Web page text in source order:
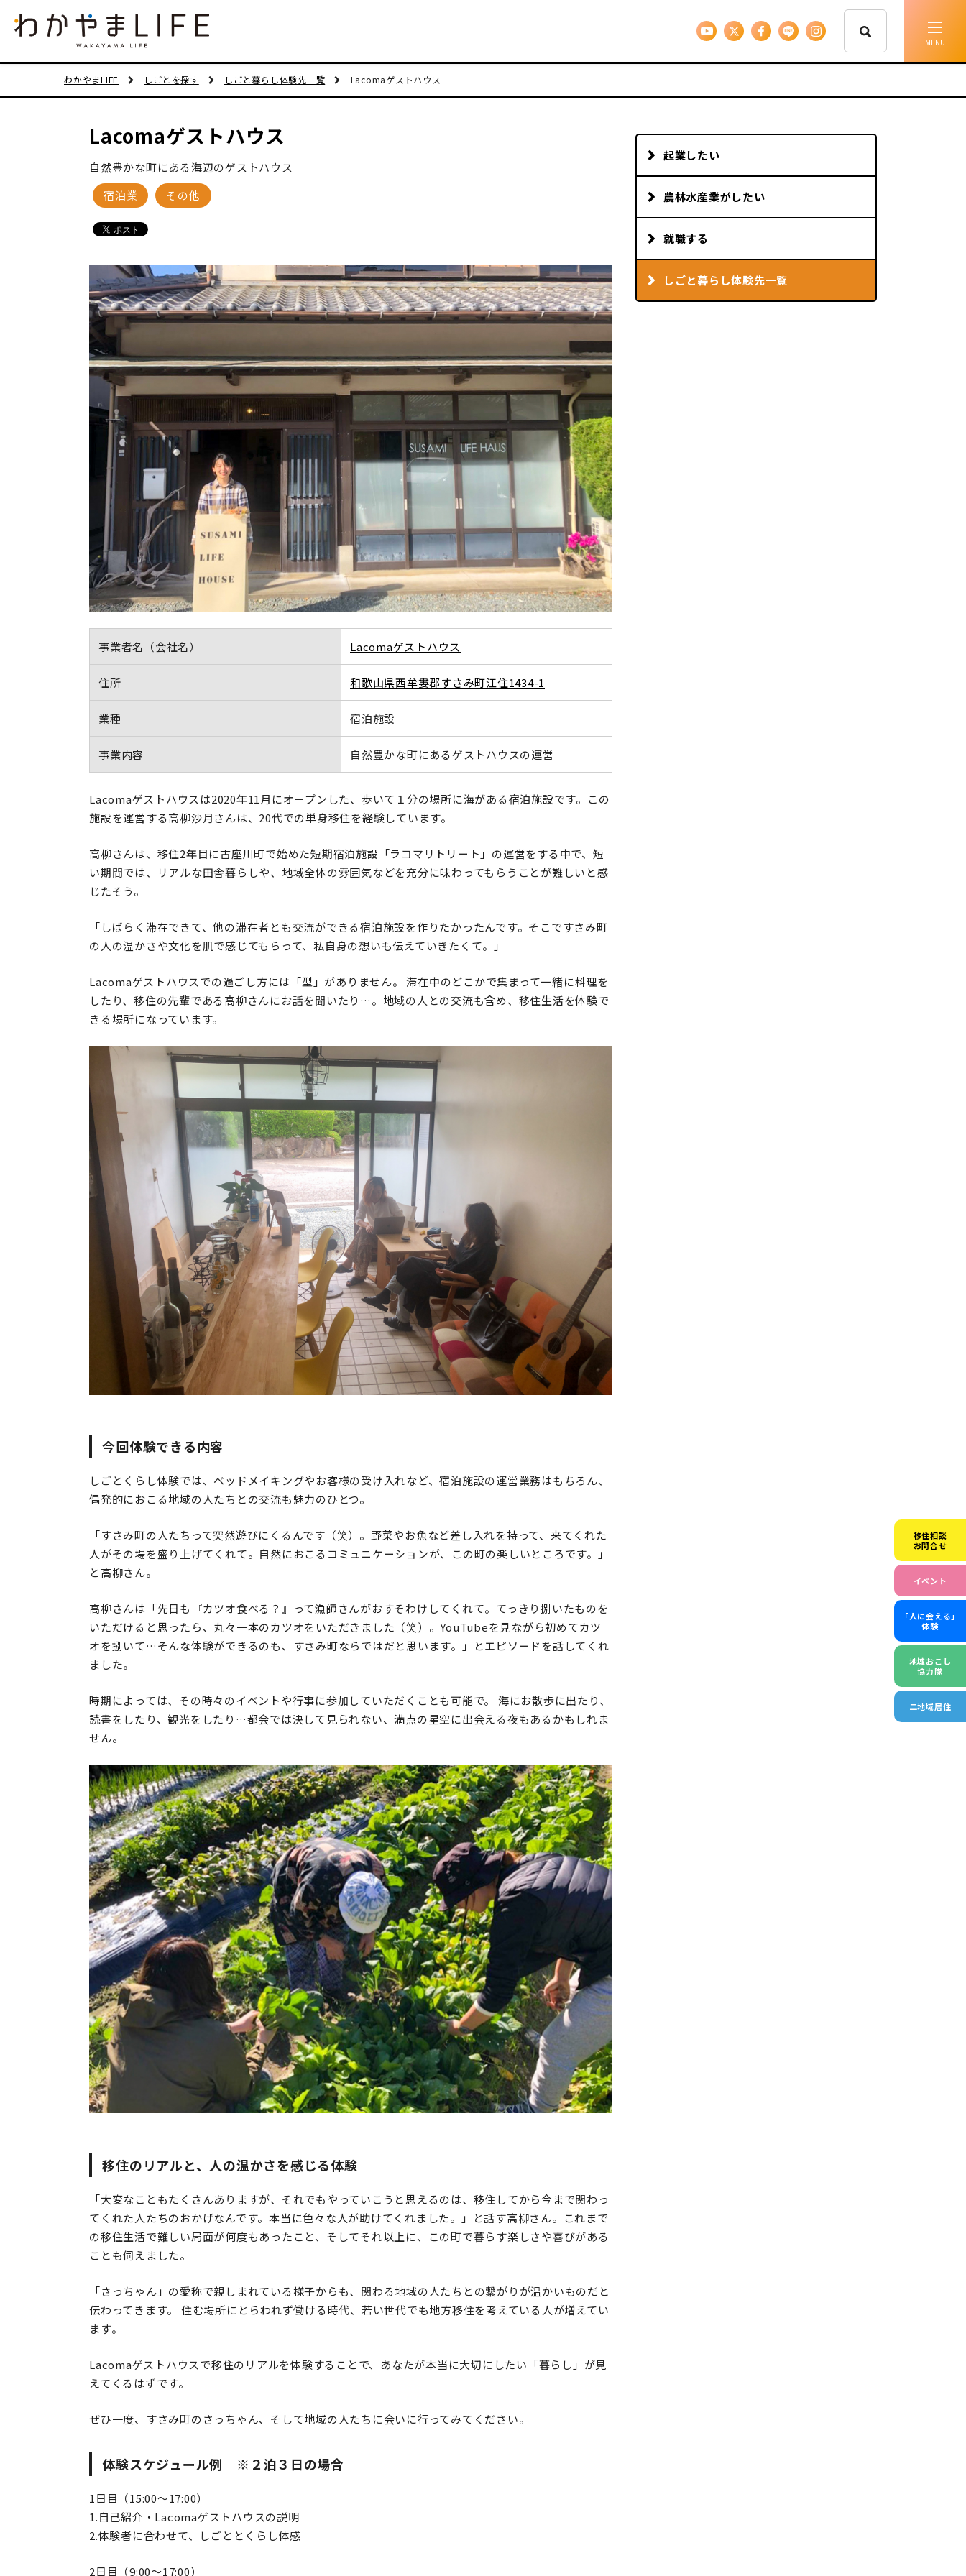
移住支援
住まい
移住相談
お問合せ
イベント
「人に会える」
体験
地域おこし
協力隊
二地域居住
わかやまLIFE しごとを探す しごと暮らし体験先一覧 Lacomaゲストハウス
Lacomaゲストハウス
自然豊かな町にある海辺のゲストハウス
宿泊業
その他
事業者名（会社名） Lacomaゲストハウス
住所 和歌山県西牟婁郡すさみ町江住1434-1
業種 宿泊施設
事業内容 自然豊かな町にあるゲストハウスの運営
Lacomaゲストハウスは2020年11月にオープンした、歩いて１分の場所に海がある宿泊施設です。この
施設を運営する高柳沙月さんは、20代での単身移住を経験しています。
高柳さんは、移住2年目に古座川町で始めた短期宿泊施設「ラコマリトリート」の運営をする中で、短
い期間では、リアルな田舎暮らしや、地域全体の雰囲気などを充分に味わってもらうことが難しいと感
じたそう。
「しばらく滞在できて、他の滞在者とも交流ができる宿泊施設を作りたかったんです。そこですさみ町
の人の温かさや文化を肌で感じてもらって、私自身の想いも伝えていきたくて。」
Lacomaゲストハウスでの過ごし方には「型」がありません。 滞在中のどこかで集まって一緒に料理を
したり、移住の先輩である高柳さんにお話を聞いたり…。地域の人との交流も含め、移住生活を体験で
きる場所になっています。
今回体験できる内容
しごとくらし体験では、ベッドメイキングやお客様の受け入れなど、宿泊施設の運営業務はもちろん、
偶発的におこる地域の人たちとの交流も魅力のひとつ。
「すさみ町の人たちって突然遊びにくるんです（笑）。野菜やお魚など差し入れを持って、来てくれた
人がその場を盛り上げてくれて。自然におこるコミュニケーションが、この町の楽しいところです。」
と高柳さん。
高柳さんは「先日も『カツオ食べる？』って漁師さんがおすそわけしてくれて。てっきり捌いたものを
いただけると思ったら、丸々一本のカツオをいただきました（笑）。YouTubeを見ながら初めてカツ
オを捌いて…そんな体験ができるのも、すさみ町ならではだと思います。」とエピソードを話してくれ
ました。
時期によっては、その時々のイベントや行事に参加していただくことも可能で。 海にお散歩に出たり、
読書をしたり、観光をしたり…都会では決して見られない、満点の星空に出会える夜もあるかもしれま
せん。
移住のリアルと、人の温かさを感じる体験
「大変なこともたくさんありますが、それでもやっていこうと思えるのは、移住してから今まで関わっ
てくれた人たちのおかげなんです。本当に色々な人が助けてくれました。」と話す高柳さん。これまで
の移住生活で難しい局面が何度もあったこと、そしてそれ以上に、この町で暮らす楽しさや喜びがある
ことも伺えました。
「さっちゃん」の愛称で親しまれている様子からも、関わる地域の人たちとの繋がりが温かいものだと
伝わってきます。 住む場所にとらわれず働ける時代、若い世代でも地方移住を考えている人が増えてい
ます。
Lacomaゲストハウスで移住のリアルを体験することで、あなたが本当に大切にしたい「暮らし」が見
えてくるはずです。
ぜひ一度、すさみ町のさっちゃん、そして地域の人たちに会いに行ってみてください。
体験スケジュール例 ※２泊３日の場合
1日目（15:00～17:00）
1.自己紹介・Lacomaゲストハウスの説明
2.体験者に合わせて、しごととくらし体感
2日目（9:00～17:00）
起業したい
農林水産業がしたい
就職する
しごと暮らし体験先一覧